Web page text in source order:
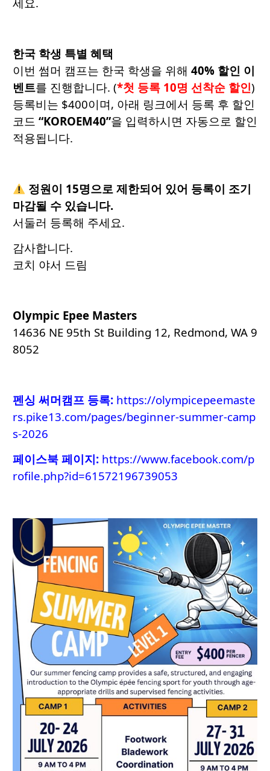
한국 학생 특별 혜택
이번 썸머 캠프는 한국 학생을 위해 40% 할인 이
벤트를 진행합니다. (*첫 등록 10명 선착순 할인)
등록비는 $400이며, 아래 링크에서 등록 후 할인
코드 “KOROEM40”을 입력하시면 자동으로 할인
적용됩니다.
정원이 15명으로 제한되어 있어 등록이 조기
마감될 수 있습니다.
서둘러 등록해 주세요.
감사합니다.
코치 야서 드림
Olympic Epee Masters
14636 NE 95th St Building 12, Redmond, WA 9
8052
펜싱 써머캠프 등록: https://olympicepeemaste
rs.pike13.com/pages/beginner-summer-camp
s-2026
페이스북 페이지: https://www.facebook.com/p
rofile.php?id=61572196739053